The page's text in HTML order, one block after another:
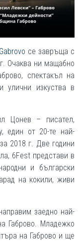
се завръща с
Очаква ни мащабно
спектакъл на
улични изкуства в
Цонев – писател,
един от 20-те най-
2018 г. Две години
6Fest представи в
и български
на кокили, живи
заедно най-
Габрово. Младежко
на Габрово и ще